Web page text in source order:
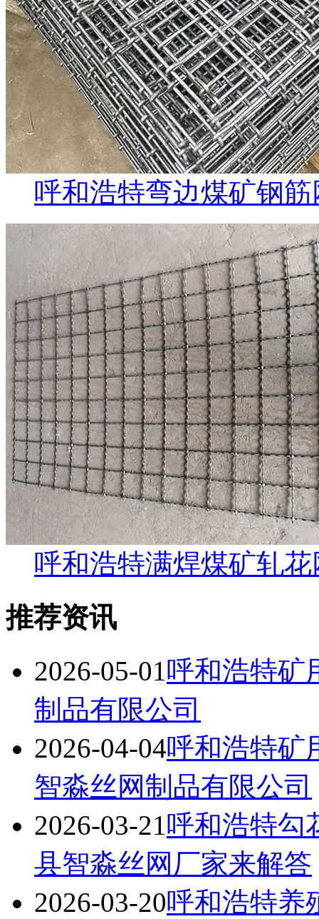
呼和浩特弯边煤矿钢筋
呼和浩特满焊煤矿轧
推荐资讯
2026-05-01呼和浩特矿
制品有限公司
2026-04-04呼和浩特
智淼丝网制品有限公司
2026-03-21呼和浩特勾
县智淼丝网厂家来解答
2026-03-20呼和浩特养